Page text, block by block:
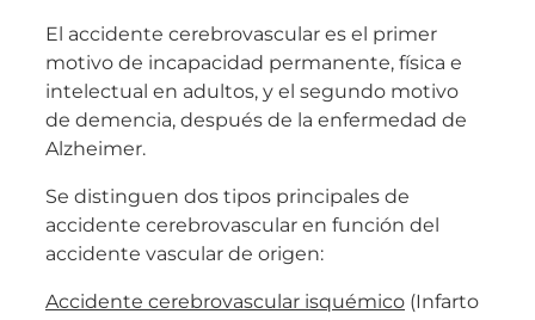
El accidente cerebrovascular es el primer
motivo de incapacidad permanente, física e
intelectual en adultos, y el segundo motivo
de demencia, después de la enfermedad de
Alzheimer.
Se distinguen dos tipos principales de
accidente cerebrovascular en función del
accidente vascular de origen:
Accidente cerebrovascular isquémico (Infarto